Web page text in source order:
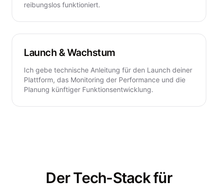
reibungslos funktioniert.
Launch & Wachstum
Ich gebe technische Anleitung für den Launch deiner
Plattform, das Monitoring der Performance und die
Planung künftiger Funktionsentwicklung.
Der Tech-Stack für